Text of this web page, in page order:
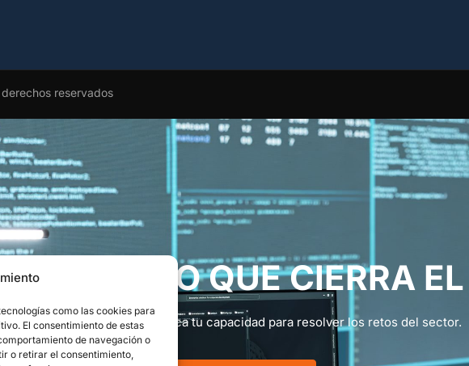
como las cookies para
El consentimiento de estas
de navegación o
o retirar el consentimiento,
reservados
QUE CIERRA
el aval oficial que certifica tu capacidad para resolver los retos del sector.